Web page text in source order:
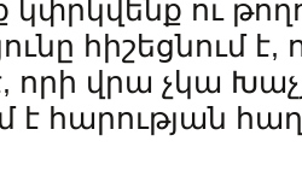
կփրկվենք ու
հիշեցնում
որի վրա չկա
է հարության